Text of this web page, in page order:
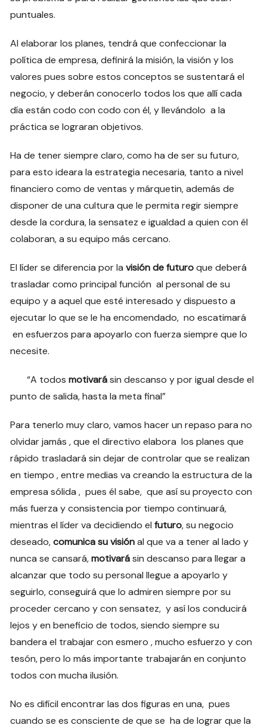
puntuales.
Al elaborar los planes, tendrá que confeccionar la
política de empresa, definirá la misión, la visión y los
valores pues sobre estos conceptos se sustentará el
negocio, y deberán conocerlo todos los que allí cada
día están codo con codo con él, y llevándolo a la
práctica se lograran objetivos.
Ha de tener siempre claro, como ha de ser su futuro,
para esto ideara la estrategia necesaria, tanto a nivel
financiero como de ventas y márquetin, además de
disponer de una cultura que le permita regir siempre
desde la cordura, la sensatez e igualdad a quien con él
colaboran, a su equipo más cercano.
El líder se diferencia por lavisión de futuroque deberá
trasladar como principal función al personal de su
equipo y a aquel que esté interesado y dispuesto a
ejecutar lo que se le ha encomendado, no escatimará
en esfuerzos para apoyarlo con fuerza siempre que lo
necesite.
“A todosmotivarásin descanso y por igual desde el
punto de salida, hasta la meta final”
Para tenerlo muy claro, vamos hacer un repaso para no
olvidar jamás , que el directivo elabora los planes que
rápido trasladará sin dejar de controlar que se realizan
en tiempo , entre medias va creando la estructura de la
empresa sólida , pues él sabe, que así su proyecto con
más fuerza y consistencia por tiempo continuará,
mientras el líder va decidiendo elfuturo, su negocio
deseado,comunica su visiónal que va a tener al lado y
nunca se cansará,motivarásin descanso para llegar a
alcanzar que todo su personal llegue a apoyarlo y
seguirlo, conseguirá que lo admiren siempre por su
proceder cercano y con sensatez, y así los conducirá
lejos y en beneficio de todos, siendo siempre su
bandera el trabajar con esmero , mucho esfuerzo y con
tesón, pero lo más importante trabajarán en conjunto
todos con mucha ilusión.
No es difícil encontrar las dos figuras en una, pues
cuando se es consciente de que se ha de lograr que la